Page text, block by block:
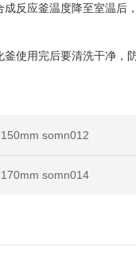
成反应釜温度降至室温后
使用完后要清洗干净，
somn012
somn014​